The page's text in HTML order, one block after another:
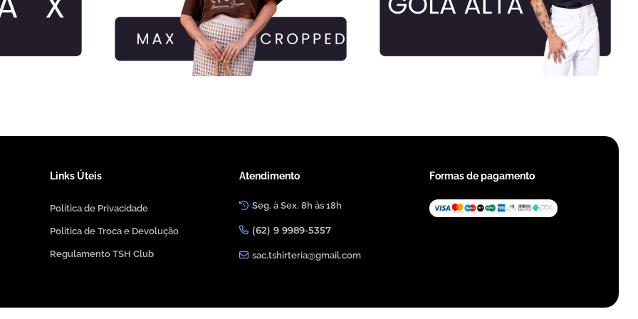
.
Links Úteis
Política de Privacidade
Política de Troca e Devolução
Regulamento TSH Club
Atendimento
Seg. à Sex. 8h às 18h
(62) 9 9989-5357
sac.tshirteria@gmail.com
Formas de pagamento